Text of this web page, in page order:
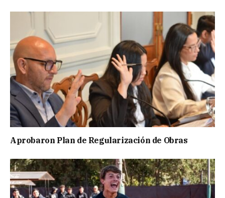
Aprobaron Plan de Regularización de Obras